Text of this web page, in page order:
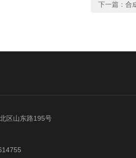
下一篇： 合
区山东路195号